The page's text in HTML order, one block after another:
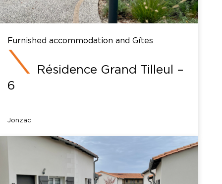
Furnished accommodation and Gîtes
Résidence Grand Tilleul –
6
Jonzac